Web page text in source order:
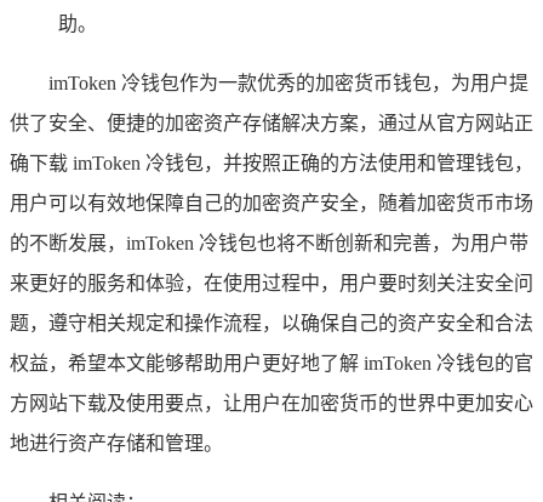
助。
imToken 冷钱包作为一款优秀的加密货币钱包，为用户提
供了安全、便捷的加密资产存储解决方案，通过从官方网站正
确下载 imToken 冷钱包，并按照正确的方法使用和管理钱包，
用户可以有效地保障自己的加密资产安全，随着加密货币市场
的不断发展，imToken 冷钱包也将不断创新和完善，为用户带
来更好的服务和体验，在使用过程中，用户要时刻关注安全问
题，遵守相关规定和操作流程，以确保自己的资产安全和合法
权益，希望本文能够帮助用户更好地了解 imToken 冷钱包的官
方网站下载及使用要点，让用户在加密货币的世界中更加安心
地进行资产存储和管理。